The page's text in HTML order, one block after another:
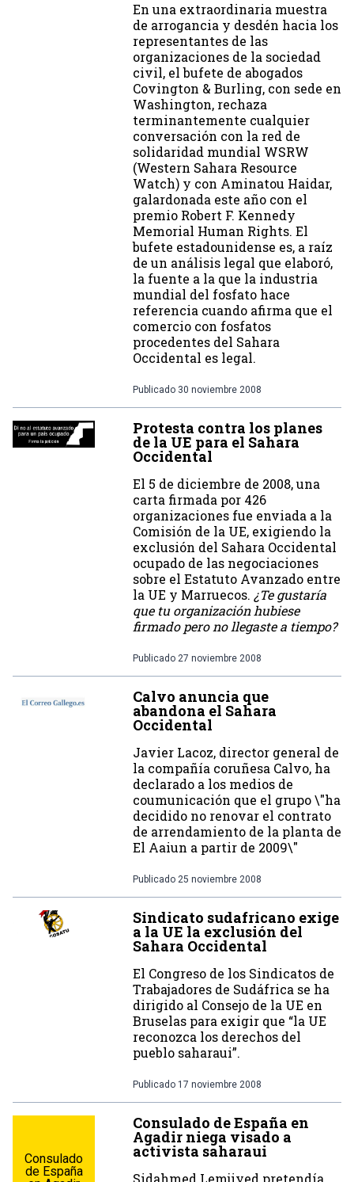
En una extraordinaria muestra
de arrogancia y desdén hacia los
representantes de las
organizaciones de la sociedad
civil, el bufete de abogados
Covington & Burling, con sede en
Washington, rechaza
terminantemente cualquier
conversación con la red de
solidaridad mundial WSRW
(Western Sahara Resource
Watch) y con Aminatou Haidar,
galardonada este año con el
premio Robert F. Kennedy
Memorial Human Rights. El
bufete estadounidense es, a raíz
de un análisis legal que elaboró,
la fuente a la que la industria
mundial del fosfato hace
referencia cuando afirma que el
comercio con fosfatos
procedentes del Sahara
Occidental es legal.
Publicado 30 noviembre 2008
Protesta contra los planes
de la UE para el Sahara
Occidental
El 5 de diciembre de 2008, una
carta firmada por 426
organizaciones fue enviada a la
Comisión de la UE, exigiendo la
exclusión del Sahara Occidental
ocupado de las negociaciones
sobre el Estatuto Avanzado entre
la UE y Marruecos. ¿Te gustaría
que tu organización hubiese
firmado pero no llegaste a tiempo?
Publicado 27 noviembre 2008
Calvo anuncia que
abandona el Sahara
Occidental
Javier Lacoz, director general de
la compañía coruñesa Calvo, ha
declarado a los medios de
coumunicación que el grupo \"ha
decidido no renovar el contrato
de arrendamiento de la planta de
El Aaiun a partir de 2009\"
Publicado 25 noviembre 2008
Sindicato sudafricano exige
a la UE la exclusión del
Sahara Occidental
El Congreso de los Sindicatos de
Trabajadores de Sudáfrica se ha
dirigido al Consejo de la UE en
Bruselas para exigir que “la UE
reconozca los derechos del
pueblo saharaui”.
Publicado 17 noviembre 2008
Consulado
de España
Consulado de España en
Agadir niega visado a
activista saharaui
Sidahmed Lemjiyed pretendía